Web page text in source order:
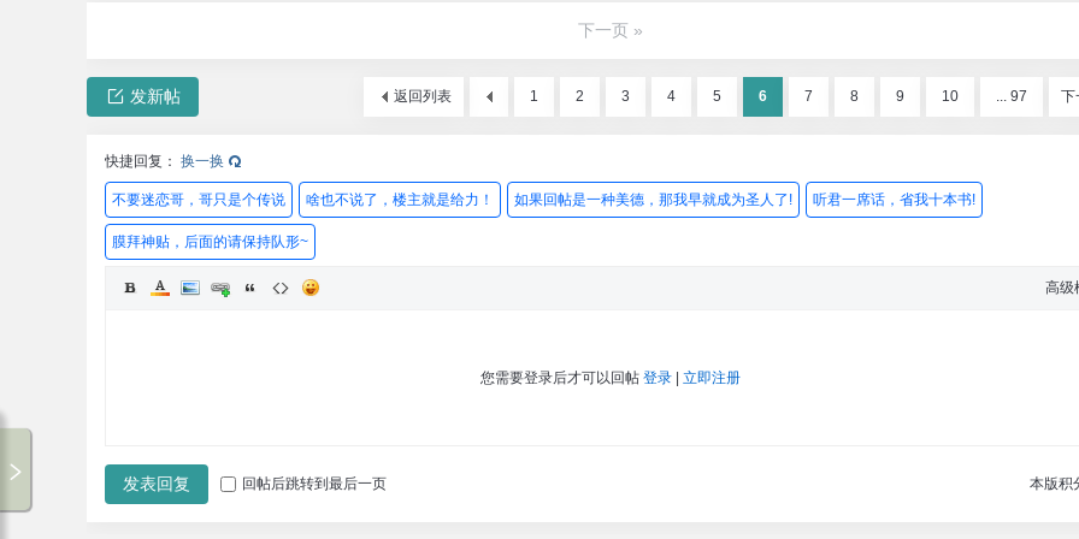
下一页 »
1 2 3 4 5 6 7 8 9 10 ... 97 下
返回列表
发新帖
快捷回复： 换一换
不要迷恋哥，哥只是个传说 啥也不说了，楼主就是给力！ 如果回帖是一种美德，那我早就成为圣人了! 听君一席话，省我十本书!
膜拜神贴，后面的请保持队形~
高级
您需要登录后才可以回帖 登录 立即注册
本版积
发表回复 回帖后跳转到最后一页